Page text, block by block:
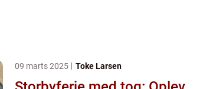
09 marts 2025 Toke Larsen